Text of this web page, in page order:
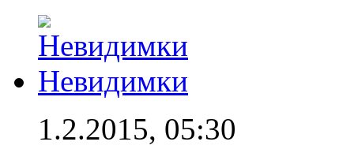
Невидимки
1.2.2015, 05:30